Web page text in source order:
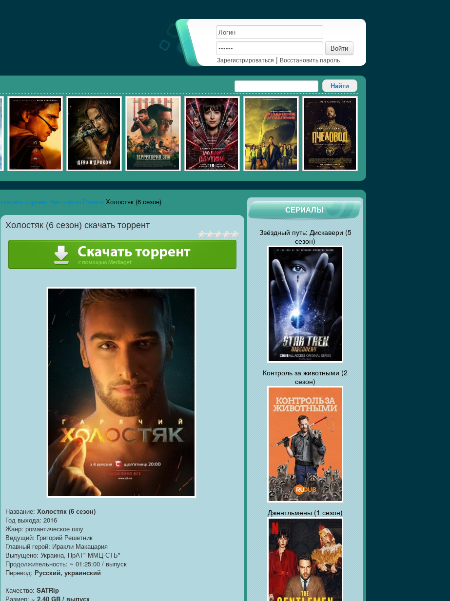
Войти
Зарегистрироваться | Восстановить пароль
СЕРИАЛЫ
Звёздный путь: Дискавери (5
сезон)
Контроль за животными (2
сезон)
Джентльмены (1 сезон)
скачать торрент бесплатно Разное Холостяк (6 сезон)
Холостяк (6 сезон) скачать торрент
Название: Холостяк (6 сезон)
Год выхода: 2016
Жанр: романтическое шоу
Ведущий: Григорий Решетник
Главный герой: Иракли Макацария
Выпущено: Украина, ПрАТ" ММЦ-СТБ"
Продолжительность: ~ 01:25:00 / выпуск
Перевод: Русский, украинский
Качество: SATRip
Размер: ~ 2.40 GB / выпуск